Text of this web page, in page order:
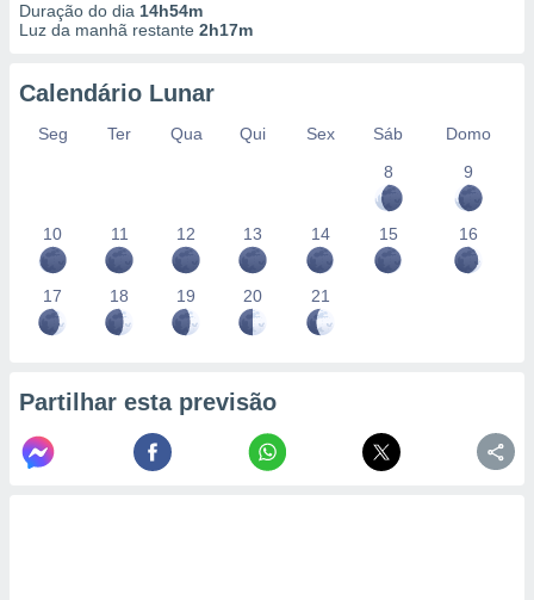
Duração do dia 14h54m
Luz da manhã restante 2h17m
Calendário Lunar
Seg Ter Qua Qui Sex Sáb
Domo
8
9
10 11 12 13 14 15 16
17 18 19 20 21
Partilhar esta previsão